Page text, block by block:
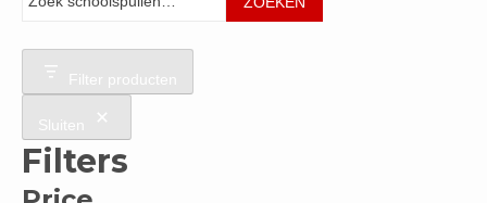
Filter producten
Sluiten
Filters